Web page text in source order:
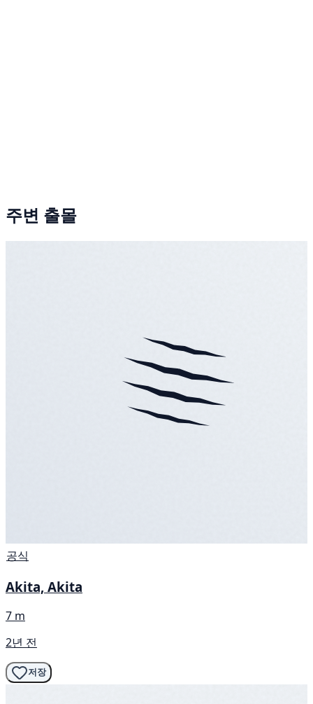
주변 출몰
공식
Akita, Akita
7 m
2년 전
저장